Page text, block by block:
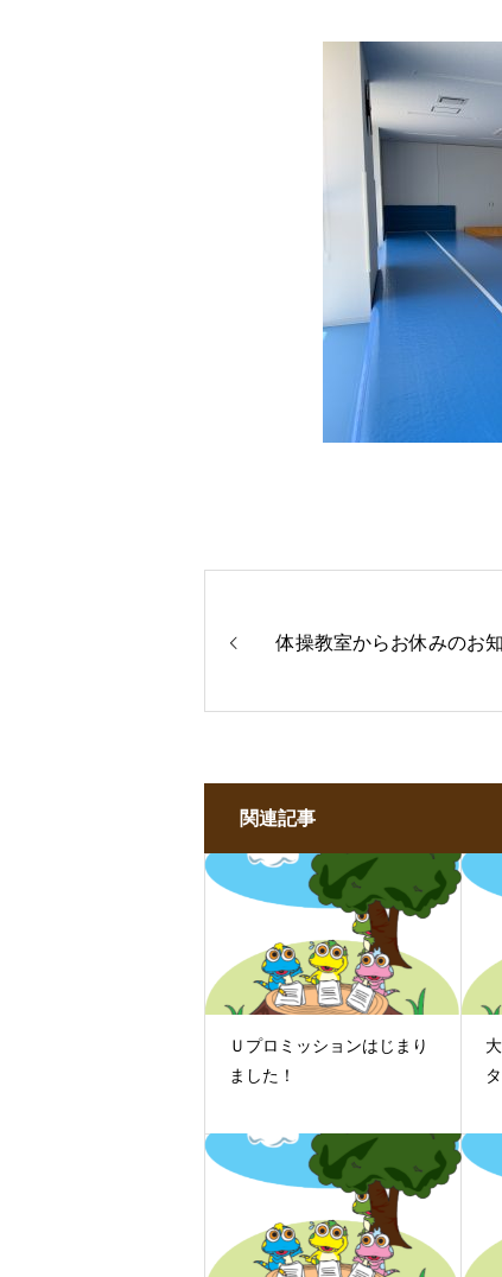
体操教室からお休みのお
関連記事
Ｕプロミッションはじまり
ました！